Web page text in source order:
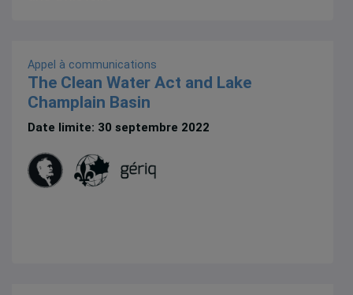
Appel à communications
The Clean Water Act and Lake
Champlain Basin
Date limite: 30 septembre 2022